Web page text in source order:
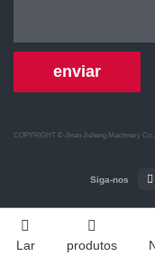
enviar
COPYRIGHT © Jinan Jieheng Machinery Co.,
Siga-nos
Lar produtos